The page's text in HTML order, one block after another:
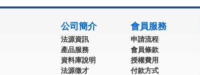
公司簡介
法源資訊
產品服務
資料庫說明
法源徵才
會員服務
申請流程
會員條款
授權費用
付款方式